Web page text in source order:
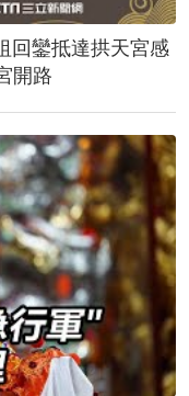
回鑾抵達拱天宮感
開路